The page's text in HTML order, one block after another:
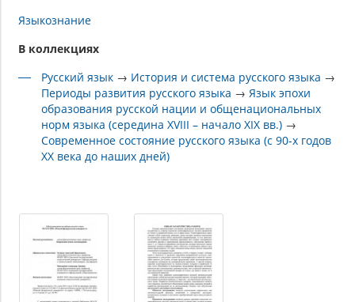
Языкознание
В коллекциях
Русский язык → История и система русского языка →
Периоды развития русского языка →Язык эпохи
образования русской нации и общенациональных
норм языка (середина XVIII – начало XIX вв.) →
Современное состояние русского языка (с 90-х годов
ХХ века до наших дней)